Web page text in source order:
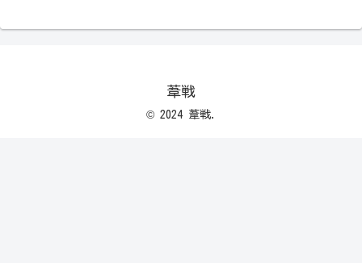
葦戦
© 2024 葦戦.